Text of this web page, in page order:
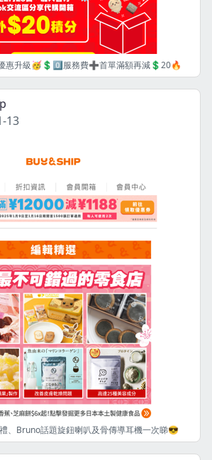
惠升級🥳💲0️⃣服務費➕首單滿額再減💲20🔥
13
、Bruno話題旋鈕喇叭及骨傳導耳機一次睇😎